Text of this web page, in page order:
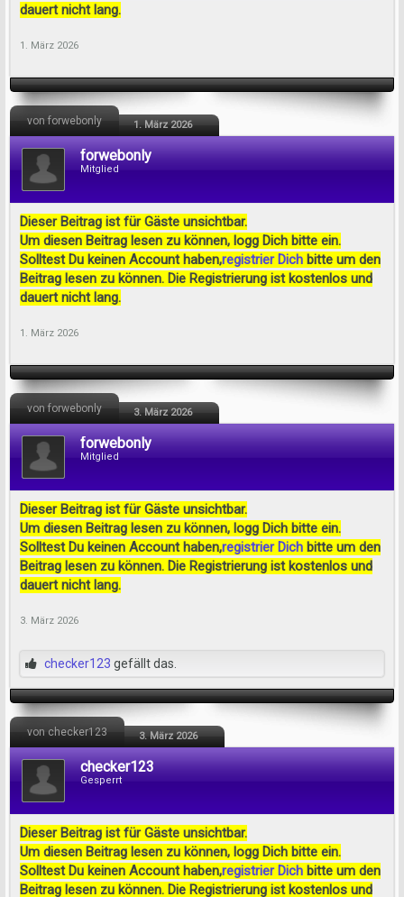
dauert nicht lang.
1. März 2026
von forwebonly 1. März 2026
forwebonly
Mitglied
Dieser Beitrag ist für Gäste unsichtbar.
Um diesen Beitrag lesen zu können, logg Dich bitte ein.
Solltest Du keinen Account haben,registrier Dich bitte um den
Beitrag lesen zu können. Die Registrierung ist kostenlos und
dauert nicht lang.
1. März 2026
von forwebonly 3. März 2026
forwebonly
Mitglied
Dieser Beitrag ist für Gäste unsichtbar.
Um diesen Beitrag lesen zu können, logg Dich bitte ein.
Solltest Du keinen Account haben,registrier Dich bitte um den
Beitrag lesen zu können. Die Registrierung ist kostenlos und
dauert nicht lang.
3. März 2026
checker123 gefällt das.
von checker123 3. März 2026
checker123
Gesperrt
Dieser Beitrag ist für Gäste unsichtbar.
Um diesen Beitrag lesen zu können, logg Dich bitte ein.
Solltest Du keinen Account haben,registrier Dich bitte um den
Beitrag lesen zu können. Die Registrierung ist kostenlos und